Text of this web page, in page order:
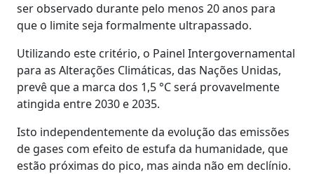
ser observado durante pelo menos 20 anos para
que o limite seja formalmente ultrapassado.
Utilizando este critério, o Painel Intergovernamental
para as Alterações Climáticas, das Nações Unidas,
prevê que a marca dos 1,5 °C será provavelmente
atingida entre 2030 e 2035.
Isto independentemente da evolução das emissões
de gases com efeito de estufa da humanidade, que
estão próximas do pico, mas ainda não em declínio.